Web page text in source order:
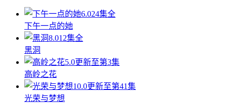
6.024集全
下午一点的她
8.012集全
黑洞
5.0更新至第3集
高岭之花
10.0更新至第41集
光荣与梦想